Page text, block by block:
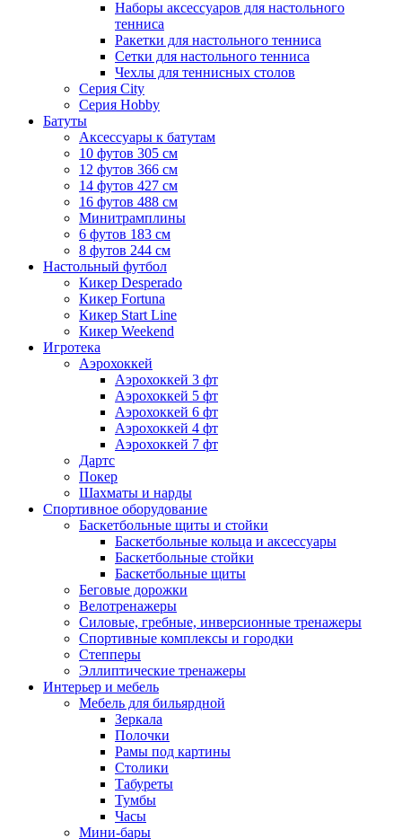
Наборы аксессуаров для настольного
тенниса
Ракетки для настольного тенниса
Сетки для настольного тенниса
Чехлы для теннисных столов
Серия City
Серия Hobby
Батуты
Аксессуары к батутам
10 футов 305 см
12 футов 366 см
14 футов 427 см
16 футов 488 см
Минитрамплины
6 футов 183 см
8 футов 244 см
Настольный футбол
Кикер Desperado
Кикер Fortuna
Кикер Start Line
Кикер Weekend
Игротека
Аэрохоккей
Аэрохоккей 3 фт
Аэрохоккей 5 фт
Аэрохоккей 6 фт
Аэрохоккей 4 фт
Аэрохоккей 7 фт
Дартс
Покер
Шахматы и нарды
Спортивное оборудование
Баскетбольные щиты и стойки
Баскетбольные кольца и аксессуары
Баскетбольные стойки
Баскетбольные щиты
Беговые дорожки
Велотренажеры
Силовые, гребные, инверсионные тренажеры
Спортивные комплексы и городки
Степперы
Эллиптические тренажеры
Интерьер и мебель
Мебель для бильярдной
Зеркала
Полочки
Рамы под картины
Столики
Табуреты
Тумбы
Часы
Мини-бары